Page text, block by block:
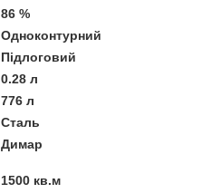
86 %
Одноконтурний
Підлоговий
0.28 л
776 л
Сталь
Димар
1500 кв.м